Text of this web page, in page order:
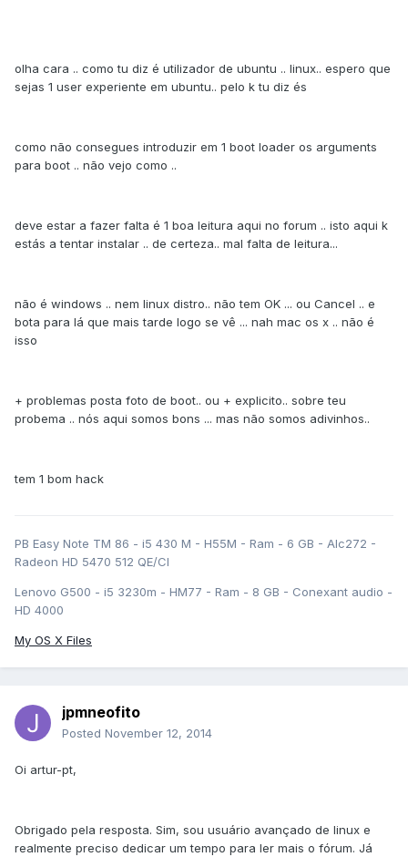
olha cara .. como tu diz é utilizador de ubuntu .. linux.. espero que
sejas 1 user experiente em ubuntu.. pelo k tu diz és
como não consegues introduzir em 1 boot loader os arguments
para boot .. não vejo como ..
deve estar a fazer falta é 1 boa leitura aqui no forum .. isto aqui k
estás a tentar instalar .. de certeza.. mal falta de leitura...
não é windows .. nem linux distro.. não tem OK ... ou Cancel .. e
bota para lá que mais tarde logo se vê ... nah mac os x .. não é
isso
+ problemas posta foto de boot.. ou + explicito.. sobre teu
probema .. nós aqui somos bons ... mas não somos adivinhos..
tem 1 bom hack
PB Easy Note TM 86 - i5 430 M - H55M - Ram - 6 GB - Alc272 -
Radeon HD 5470 512 QE/CI
Lenovo G500 - i5 3230m - HM77 - Ram - 8 GB - Conexant audio -
HD 4000
My OS X Files
jpmneofito
Posted November 12, 2014
Oi artur-pt,
Obrigado pela resposta. Sim, sou usuário avançado de linux e
realmente preciso dedicar um tempo para ler mais o fórum. Já